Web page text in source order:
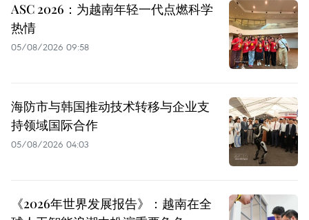
ASC 2026：为越南年轻一代点燃科学
热情
05/08/2026 09:58
海防市与韩国推动技术转移与企业支
持领域国际合作
05/08/2026 04:03
《2026年世界发展报告》：越南在全